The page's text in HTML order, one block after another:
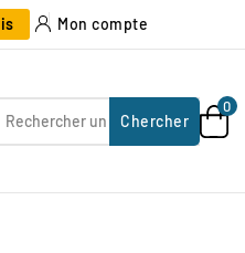
Mon compte
Chercher
0